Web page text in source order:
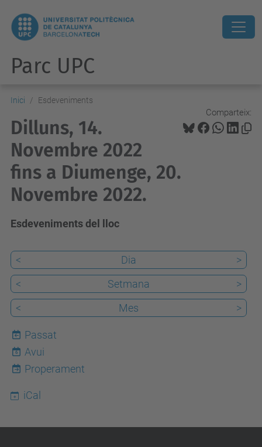
Parc UPC
Inici Esdeveniments
Comparteix:
Dilluns, 14.
Novembre 2022
fins a Diumenge, 20.
Novembre 2022.
Esdeveniments del lloc
< Dia
>
<
Setmana
>
<
Mes >
Passat
6
Avui
Properament
iCal